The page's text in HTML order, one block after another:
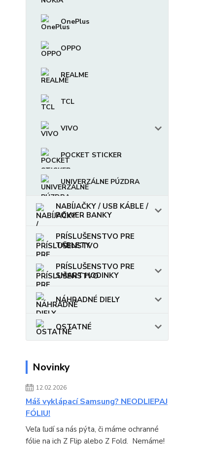
OnePlus
OPPO
REALME
TCL
VIVO
POCKET STICKER
UNIVERZÁLNE PÚZDRA
NABÍJAČKY / USB KÁBLE /
POWER BANKY
PRÍSLUŠENSTVO PRE
TABLETY
PRÍSLUŠENSTVO PRE
SMART HODINKY
NÁHRADNÉ DIELY
OSTATNÉ
Novinky
12.02.2026
Máš vyklápací Samsung? NEODLIEPAJ
FÓLIU!
Veľa ľudí sa nás pýta, či máme ochranné
fólie na ich Z Flip alebo Z Fold. Nemáme!